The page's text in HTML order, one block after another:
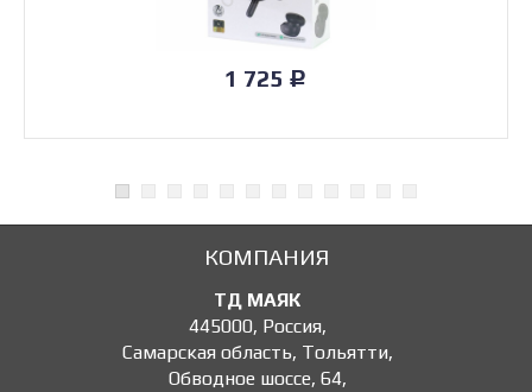
1 725 Р
КОМПАНИЯ
ТД МАЯК
445000, Россия,
Самарская область, Тольятти,
Обводное шоссе, 64,